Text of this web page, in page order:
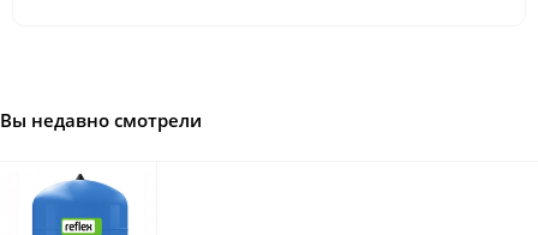
Вы недавно смотрели